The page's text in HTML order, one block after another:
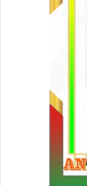
Camera
Camera
Camera
LẮP